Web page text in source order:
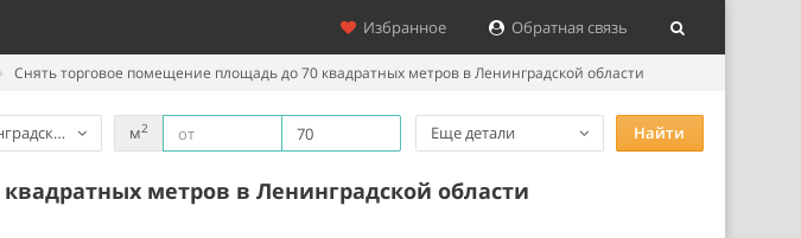
Избранное Обратная связь
Снять торговое помещение площадь до 70 квадратных метров в Ленинградской области
областьм2 Еще детали Найти
метров в Ленинградской области